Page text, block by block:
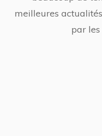
meilleures
par